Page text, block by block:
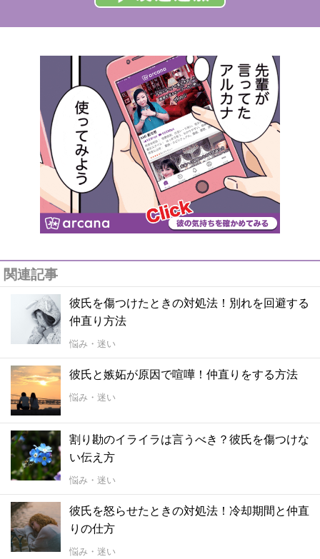
関連記事
彼氏を傷つけたときの対処法！別れを回避する
仲直り方法
悩み・迷い
彼氏と嫉妬が原因で喧嘩！仲直りをする方法
悩み・迷い
割り勘のイライラは言うべき？彼氏を傷つけな
い伝え方
悩み・迷い
彼氏を怒らせたときの対処法！冷却期間と仲直
りの仕方
悩み・迷い